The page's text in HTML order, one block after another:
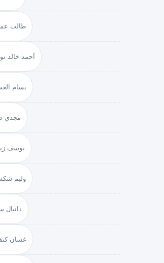
طالب
أحمد خالد
بسام
مجدي
يوسف
وليم
دانيال
غسان